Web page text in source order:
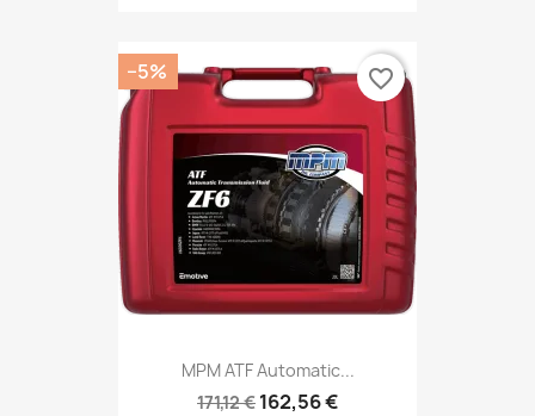
MPM ATF Automatic...
171,12 € 162,56 €
−5% favorite_border